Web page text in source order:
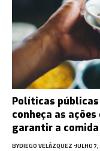
Políticas públicas
conheça as
garantir a
BYDIEGO VELÁZQUEZ JULHO